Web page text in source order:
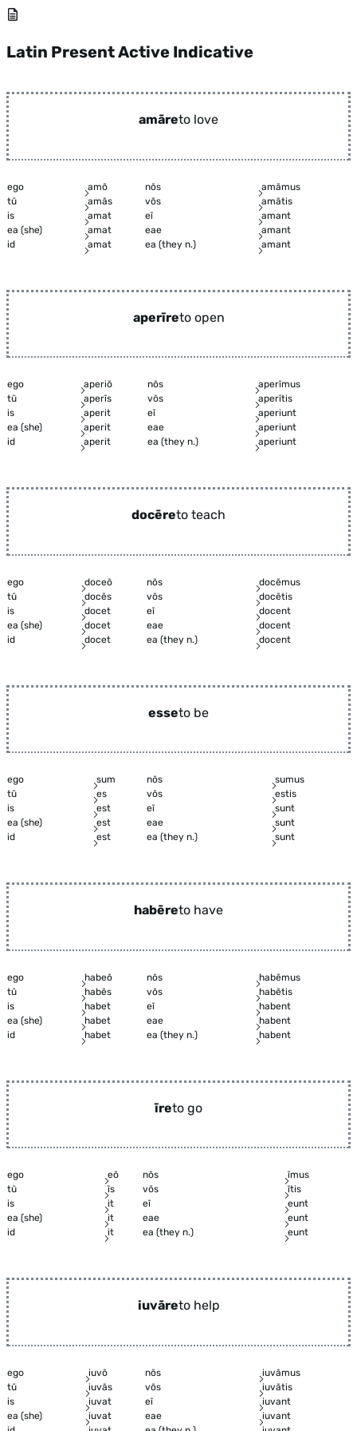
Latin Present Active Indicative
amāreto love
ego amō nōs
amāmus
tū
amās vōs
amātis
is
amat eī
amant
ea (she)
amat eae
amant
id
amat ea (they n.) amant
aperīreto open
ego aperiō nōs
aperīmus
tū
aperīs vōs
aperītis
is
aperit eī
aperiunt
ea (she)
aperit eae
aperiunt
id
aperit ea (they n.) aperiunt
docēreto teach
ego doceō nōs
docēmus
tū
docēs vōs
docētis
is
docet eī
docent
ea (she)
docet eae
docent
id
docet ea (they n.) docent
esseto be
ego sum nōs
sumus
tū
es vōs
estis
is
est eī
sunt
ea (she)
est eae
sunt
id
est ea (they n.) sunt
habēreto have
ego habeō nōs
habēmus
tū
habēs vōs
habētis
is
habet eī
habent
ea (she)
habet eae
habent
id
habet ea (they n.) habent
īreto go
ego eō nōs
īmus
tū
īs vōs
ītis
is
it eī
eunt
ea (she)
it eae
eunt
id
it ea (they n.) eunt
iuvāreto help
ego iuvō nōs
iuvāmus
tū
iuvās vōs
iuvātis
is
iuvat eī
iuvant
ea (she)
iuvat eae
iuvant